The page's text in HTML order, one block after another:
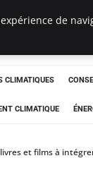
CLIMATIQUES
CLIMATIQUE
livres et films à
de